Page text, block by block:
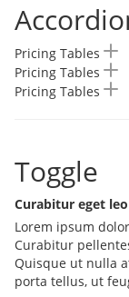
Pricing Tables
Pricing Tables
Pricing Tables
Toggle
Curabitur eget
Lorem ipsum
Curabitur
Quisque ut nulla
porta tellus, ut